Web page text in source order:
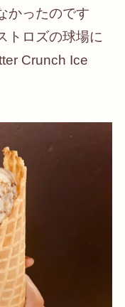
かったのです
トロズの球場に
Crunch Ice